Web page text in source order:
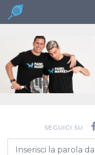
SEGUICI SU